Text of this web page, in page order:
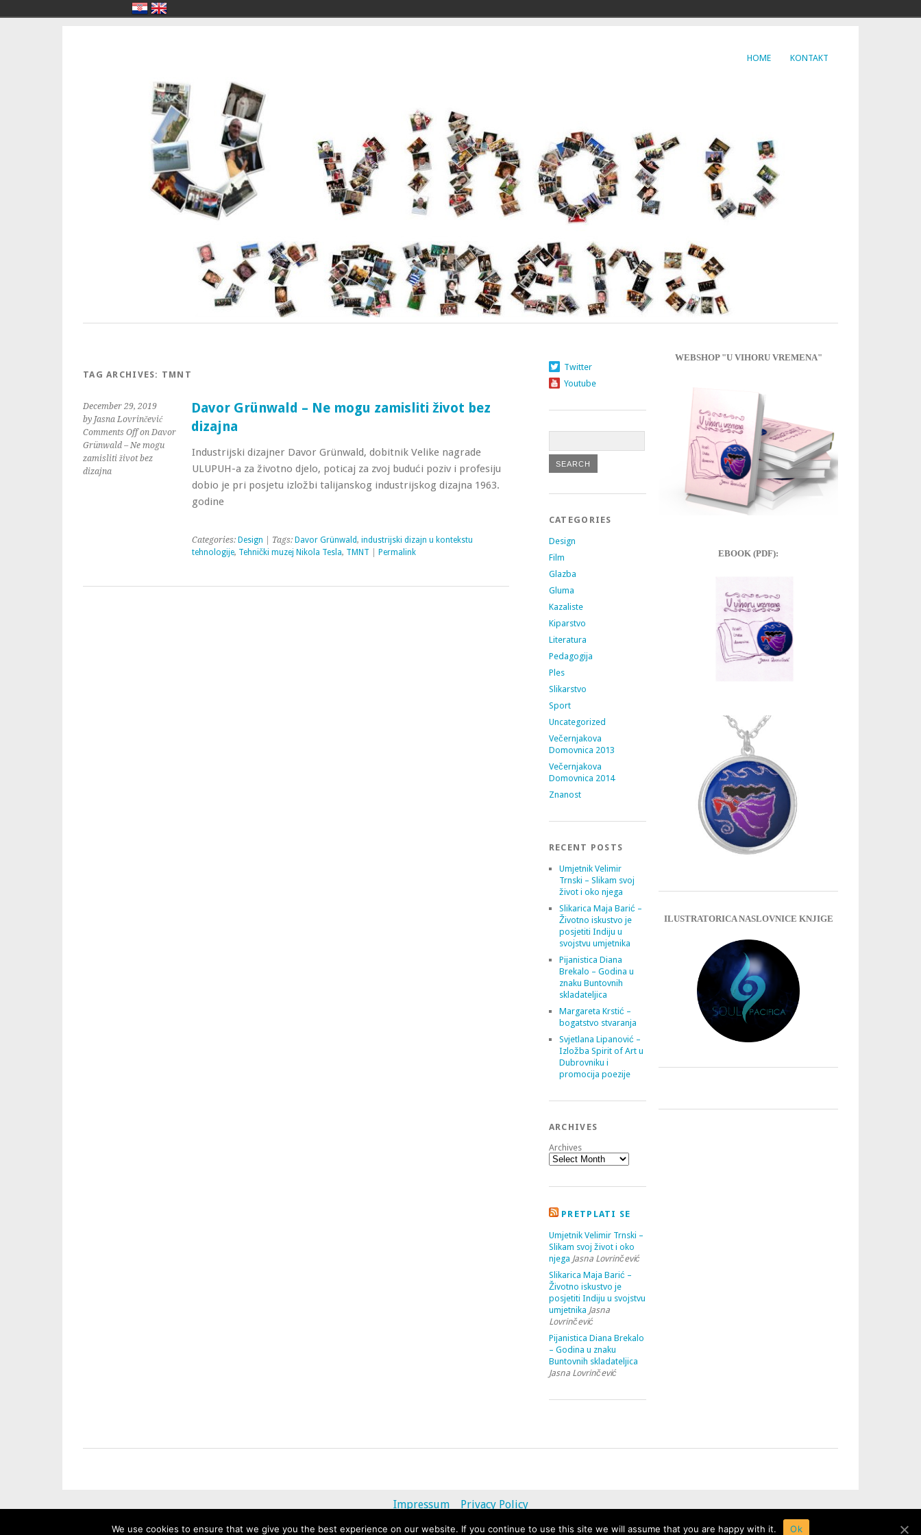
HOME KONTAKT
TAG ARCHIVES: TMNT
December 29, 2019
by Jasna Lovrinčević
Comments Offon Davor
Grünwald – Ne mogu
zamisliti život bez
dizajna
Davor Grünwald – Ne mogu zamisliti život bez
dizajna
Industrijski dizajner Davor Grünwald, dobitnik Velike nagrade
ULUPUH-a za životno djelo, poticaj za zvoj budući poziv i profesiju
dobio je pri posjetu izložbi talijanskog industrijskog dizajna 1963.
godine
Categories: Design | Tags: Davor Grünwald, industrijski dizajn u kontekstu
tehnologije, Tehnički muzej Nikola Tesla, TMNT Permalink
Twitter
Youtube
CATEGORIES
Design
Film
Glazba
Gluma
Kazaliste
Kiparstvo
Literatura
Pedagogija
Ples
Slikarstvo
Sport
Uncategorized
Večernjakova
Domovnica 2013
Večernjakova
Domovnica 2014
Znanost
RECENT POSTS
Umjetnik Velimir
Trnski – Slikam svoj
život i oko njega
Slikarica Maja Barić –
Životno iskustvo je
posjetiti Indiju u
svojstvu umjetnika
Pijanistica Diana
Brekalo – Godina u
znaku Buntovnih
skladateljica
Margareta Krstić –
bogatstvo stvaranja
Svjetlana Lipanović –
Izložba Spirit of Art u
Dubrovniku i
promocija poezije
ARCHIVES
Archives
PRETPLATI SE
Umjetnik Velimir Trnski –
Slikam svoj život i oko
njega Jasna Lovrinčević
Slikarica Maja Barić –
Životno iskustvo je
posjetiti Indiju u svojstvu
umjetnika Jasna
Lovrinčević
Pijanistica Diana Brekalo
– Godina u znaku
Buntovnih skladateljica
Jasna Lovrinčević
WEBSHOP "U VIHORU VREMENA"
EBOOK (PDF):
ILUSTRATORICA NASLOVNICE KNJIGE
Impressum
Privacy Policy
© 2013 - 2020 uvihoruvremena.com. Alle Rechte vorbehalten.
We use cookies to ensure that we give you the best experience on our website. If you continue to use this site we will assume that you are happy with it. Ok